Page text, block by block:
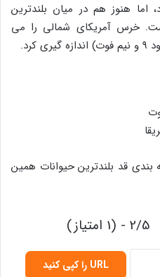
هنوز هم در میان بلندترین
خرس آمریکای شمالی را می
بندی قد بلندترین حیوانات همین
2/5 - (1 امتیاز)
URL را کپی کنید